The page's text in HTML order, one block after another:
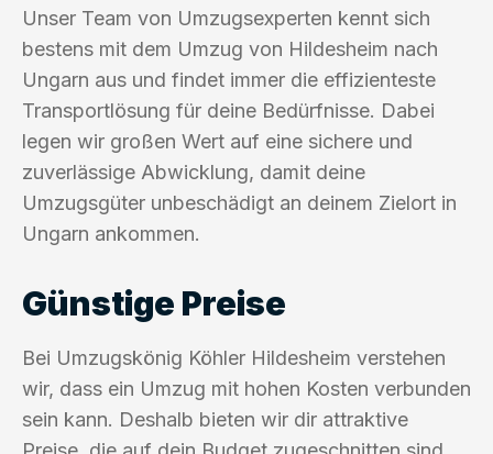
Unser Team von Umzugsexperten kennt sich
bestens mit dem Umzug von Hildesheim nach
Ungarn aus und findet immer die effizienteste
Transportlösung für deine Bedürfnisse. Dabei
legen wir großen Wert auf eine sichere und
zuverlässige Abwicklung, damit deine
Umzugsgüter unbeschädigt an deinem Zielort in
Ungarn ankommen.
Günstige Preise
Bei Umzugskönig Köhler Hildesheim verstehen
wir, dass ein Umzug mit hohen Kosten verbunden
sein kann. Deshalb bieten wir dir attraktive